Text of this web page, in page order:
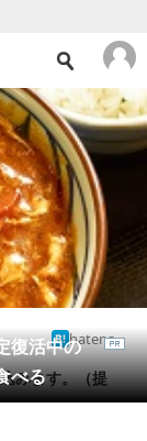
復活中の
べる
hatena
みます。（提